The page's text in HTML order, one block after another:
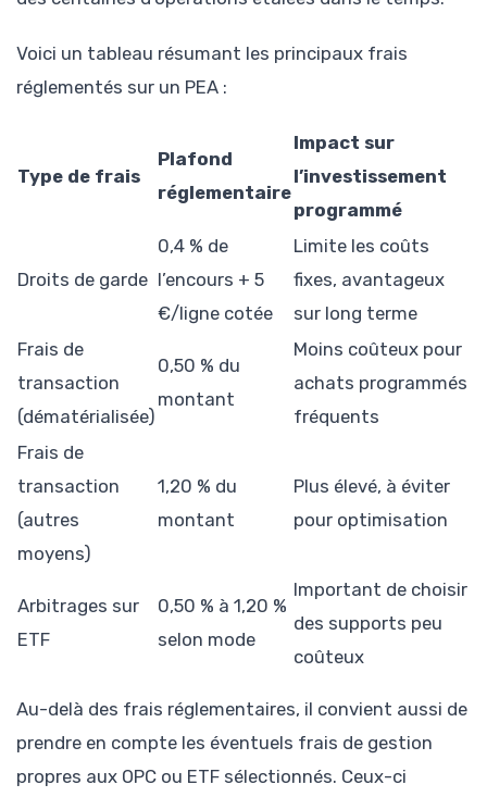
Voici un tableau résumant les principaux frais
réglementés sur un PEA :
Type de frais
Plafond
réglementaire
Impact sur
l’investissement
programmé
Droits de garde
0,4 % de
l’encours + 5
€/ligne cotée
Limite les coûts
fixes, avantageux
sur long terme
Frais de
transaction
(dématérialisée)
0,50 % du
montant
Moins coûteux pour
achats programmés
fréquents
Frais de
transaction
(autres
moyens)
1,20 % du
montant
Plus élevé, à éviter
pour optimisation
Arbitrages sur
ETF
0,50 % à 1,20 %
selon mode
Important de choisir
des supports peu
coûteux
Au-delà des frais réglementaires, il convient aussi de
prendre en compte les éventuels frais de gestion
propres aux OPC ou ETF sélectionnés. Ceux-ci